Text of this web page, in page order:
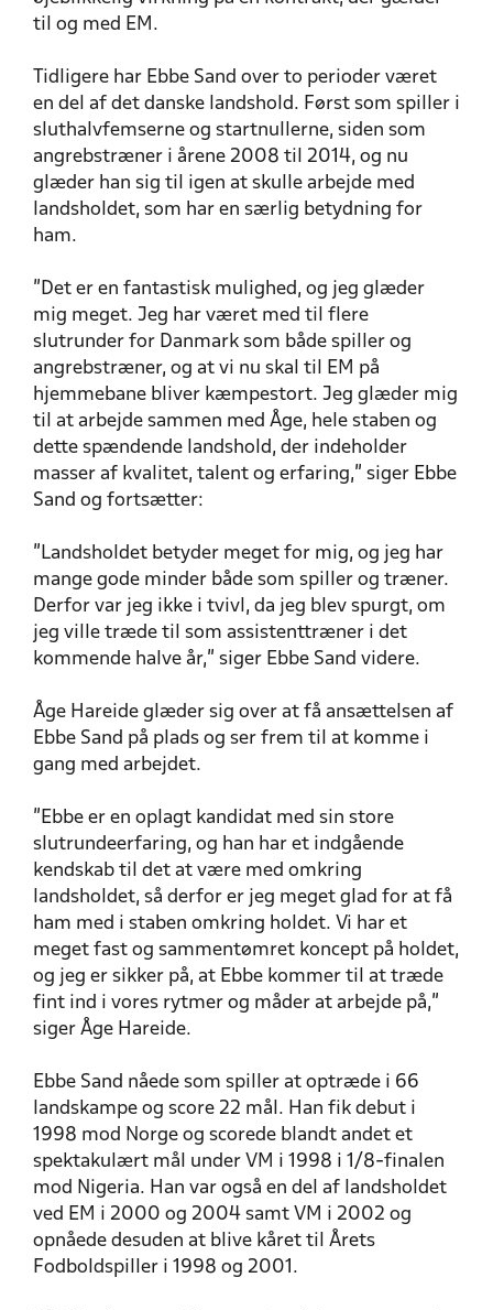
til og med EM.
Tidligere har Ebbe Sand over to perioder været
en del af det danske landshold. Først som spiller i
sluthalvfemserne og startnullerne, siden som
angrebstræner i årene 2008 til 2014, og nu
glæder han sig til igen at skulle arbejde med
landsholdet, som har en særlig betydning for
ham.
”Det er en fantastisk mulighed, og jeg glæder
mig meget. Jeg har været med til flere
slutrunder for Danmark som både spiller og
angrebstræner, og at vi nu skal til EM på
hjemmebane bliver kæmpestort. Jeg glæder mig
til at arbejde sammen med Åge, hele staben og
dette spændende landshold, der indeholder
masser af kvalitet, talent og erfaring,” siger Ebbe
Sand og fortsætter:
”Landsholdet betyder meget for mig, og jeg har
mange gode minder både som spiller og træner.
Derfor var jeg ikke i tvivl, da jeg blev spurgt, om
jeg ville træde til som assistenttræner i det
kommende halve år,” siger Ebbe Sand videre.
Åge Hareide glæder sig over at få ansættelsen af
Ebbe Sand på plads og ser frem til at komme i
gang med arbejdet.
”Ebbe er en oplagt kandidat med sin store
slutrundeerfaring, og han har et indgående
kendskab til det at være med omkring
landsholdet, så derfor er jeg meget glad for at få
ham med i staben omkring holdet. Vi har et
meget fast og sammentømret koncept på holdet,
og jeg er sikker på, at Ebbe kommer til at træde
fint ind i vores rytmer og måder at arbejde på,”
siger Åge Hareide.
Ebbe Sand nåede som spiller at optræde i 66
landskampe og score 22 mål. Han fik debut i
1998 mod Norge og scorede blandt andet et
spektakulært mål under VM i 1998 i 1/8-finalen
mod Nigeria. Han var også en del af landsholdet
ved EM i 2000 og 2004 samt VM i 2002 og
opnåede desuden at blive kåret til Årets
Fodboldspiller i 1998 og 2001.